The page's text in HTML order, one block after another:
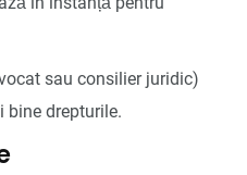
sau consilier juridic)
bine drepturile.